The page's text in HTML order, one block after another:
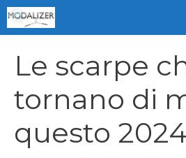
Vai
al
Le scarpe
tornano di
questo